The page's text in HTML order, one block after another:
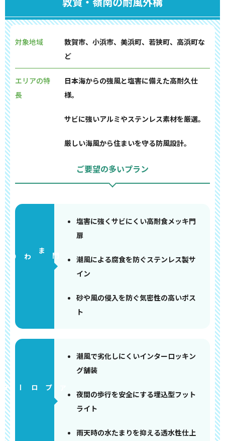
対象地域
敦賀市、小浜市、美浜町、若狭町、高浜町な
ど
エリアの特
長
日本海からの強風と塩害に備えた高耐久仕
様。
サビに強いアルミやステンレス素材を厳選。
厳しい海風から住まいを守る防風設計。
ご要望の多いプラン
門まわり
塩害に強くサビにくい高耐食メッキ門
扉
潮風による腐食を防ぐステンレス製サ
イン
砂や風の侵入を防ぐ気密性の高いポス
ト
アプローチ
潮風で劣化しにくいインターロッキン
グ舗装
夜間の歩行を安全にする埋込型フット
ライト
雨天時の水たまりを抑える透水性仕上